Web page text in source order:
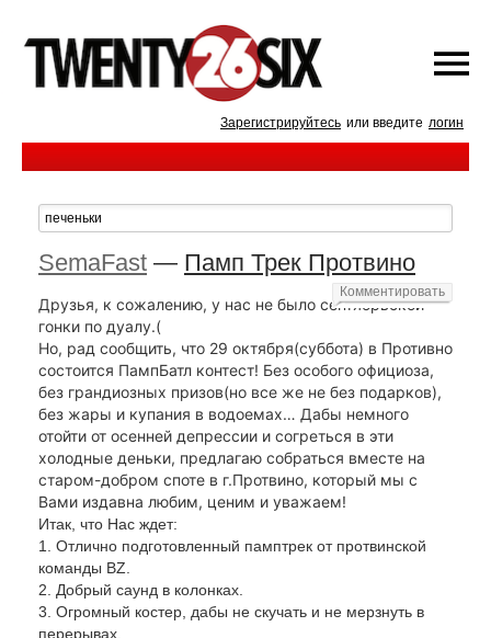
Зарегистрируйтесь или введите логин
SemaFast — Памп Трек Протвино
Друзья, к сожалению, у нас не было сентябрьской
гонки по дуалу.(
Но, рад сообщить, что 29 октября(суббота) в Противно
состоится ПампБатл контест! Без особого официоза,
без грандиозных призов(но все же не без подарков),
без жары и купания в водоемах… Дабы немного
отойти от осенней депрессии и согреться в эти
холодные деньки, предлагаю собраться вместе на
старом-добром споте в г.Протвино, который мы с
Вами издавна любим, ценим и уважаем!
Итак, что Нас ждет:
1. Отлично подготовленный памптрек от протвинской
команды BZ.
2. Добрый саунд в колонках.
3. Огромный костер, дабы не скучать и не мерзнуть в
перерывах.
Комментировать